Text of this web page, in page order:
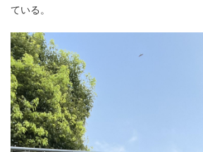
ている。